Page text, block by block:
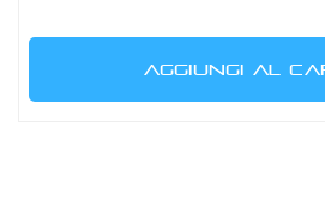
AGGIUNGI AL